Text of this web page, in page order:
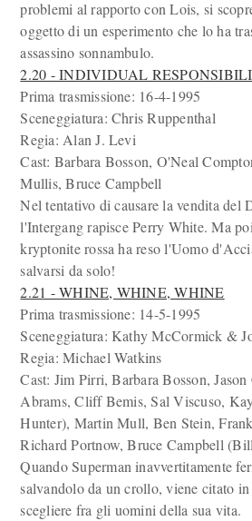
problemi al rapporto con Lois, si
oggetto di un esperimento che lo ha
assassino sonnambulo.
2.20 - INDIVIDUAL
Prima trasmissione: 16-4-1995
Sceneggiatura: Chris Ruppenthal
Regia: Alan J. Levi
Cast: Barbara Bosson, O'Neal
Mullis, Bruce Campbell
Nel tentativo di causare la vendita del
l'Intergang rapisce Perry White. Ma
kryptonite rossa ha reso l'Uomo
salvarsi da solo!
2.21 - WHINE, WHINE, WHINE
Prima trasmissione: 14-5-1995
Sceneggiatura: Kathy McCormick &
Regia: Michael Watkins
Cast: Jim Pirri, Barbara Bosson,
Abrams, Cliff Bemis, Sal Viscuso,
Hunter), Martin Mull, Ben Stein,
Richard Portnow, Bruce Campbell
Quando Superman inavvertitamente
salvandolo da un crollo, viene citato
scegliere fra gli uomini della sua vita.